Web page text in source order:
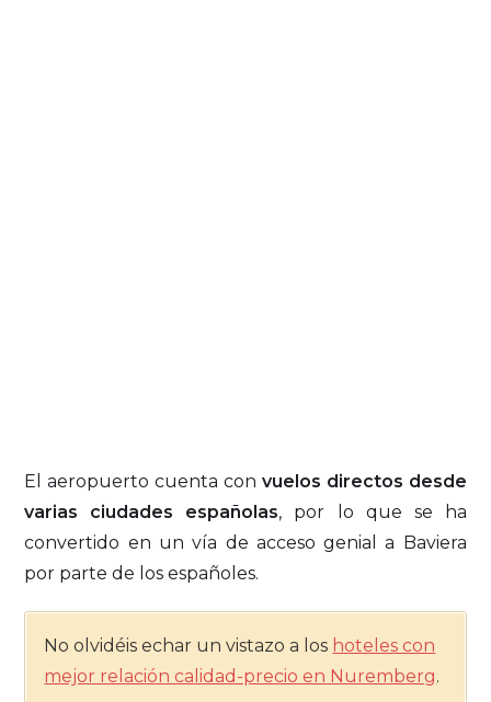
El aeropuerto cuenta con vuelos directos desde
varias ciudades españolas, por lo que se ha
convertido en un vía de acceso genial a Baviera
por parte de los españoles.
No olvidéis echar un vistazo a los hoteles con
mejor relación calidad-precio en Nuremberg.